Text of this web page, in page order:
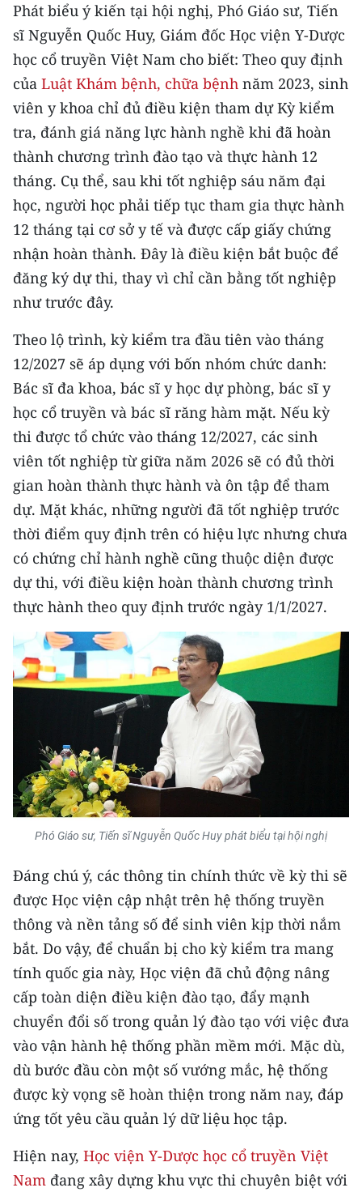
TRI THỨC CHUYÊN SÂU
54 DÂN TỘC VIỆT NAM
CHƯƠNG TRÌNH OCOP - MỖI XÃ
MỘT SẢN PHẨM
RADIO
MEDIA CENTER
E-Magazine
Video
Media Chính trị
Media Kinh tế
Media Văn hóa
Media Xã hội
Media Pháp luật
Media Du lịch
Media Thế giới
Media Thể thao
Media Giáo dục
Media Y tế
Media Khoa học - Công nghệ
Media Môi trường
Ảnh
Infographic
TIN MỚI
TIN ĐỊA PHƯƠNG
Trung du và miền núi phía Bắc
Đồng bằng sông Hồng
Bắc Trung Bộ
Duyên hải Nam Trung Bộ và Tây
Nguyên
Đồng bằng sông Cửu Long
Chuyên trang Hà Nội
Phát biểu ý kiến tại hội nghị, Phó Giáo sư, Tiến
sĩ Nguyễn Quốc Huy, Giám đốc Học viện Y-Dược
học cổ truyền Việt Nam cho biết: Theo quy định
của Luật Khám bệnh, chữa bệnh năm 2023, sinh
viên y khoa chỉ đủ điều kiện tham dự Kỳ kiểm
tra, đánh giá năng lực hành nghề khi đã hoàn
thành chương trình đào tạo và thực hành 12
tháng. Cụ thể, sau khi tốt nghiệp sáu năm đại
học, người học phải tiếp tục tham gia thực hành
12 tháng tại cơ sở y tế và được cấp giấy chứng
nhận hoàn thành. Đây là điều kiện bắt buộc để
đăng ký dự thi, thay vì chỉ cần bằng tốt nghiệp
như trước đây.
Theo lộ trình, kỳ kiểm tra đầu tiên vào tháng
12/2027 sẽ áp dụng với bốn nhóm chức danh:
Bác sĩ đa khoa, bác sĩ y học dự phòng, bác sĩ y
học cổ truyền và bác sĩ răng hàm mặt. Nếu kỳ
thi được tổ chức vào tháng 12/2027, các sinh
viên tốt nghiệp từ giữa năm 2026 sẽ có đủ thời
gian hoàn thành thực hành và ôn tập để tham
dự. Mặt khác, những người đã tốt nghiệp trước
thời điểm quy định trên có hiệu lực nhưng chưa
có chứng chỉ hành nghề cũng thuộc diện được
dự thi, với điều kiện hoàn thành chương trình
thực hành theo quy định trước ngày 1/1/2027.
Phó Giáo sư, Tiến sĩ Nguyễn Quốc Huy phát biểu tại hội nghị
Đáng chú ý, các thông tin chính thức về kỳ thi sẽ
được Học viện cập nhật trên hệ thống truyền
thông và nền tảng số để sinh viên kịp thời nắm
bắt. Do vậy, để chuẩn bị cho kỳ kiểm tra mang
tính quốc gia này, Học viện đã chủ động nâng
cấp toàn diện điều kiện đào tạo, đẩy mạnh
chuyển đổi số trong quản lý đào tạo với việc đưa
vào vận hành hệ thống phần mềm mới. Mặc dù,
dù bước đầu còn một số vướng mắc, hệ thống
được kỳ vọng sẽ hoàn thiện trong năm nay, đáp
ứng tốt yêu cầu quản lý dữ liệu học tập.
Hiện nay, Học viện Y-Dược học cổ truyền Việt
Nam đang xây dựng khu vực thi chuyên biệt với